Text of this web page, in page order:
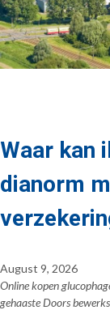
Waar kan
dianorm
August 9, 2026
Online kopen
gehaaste Doors